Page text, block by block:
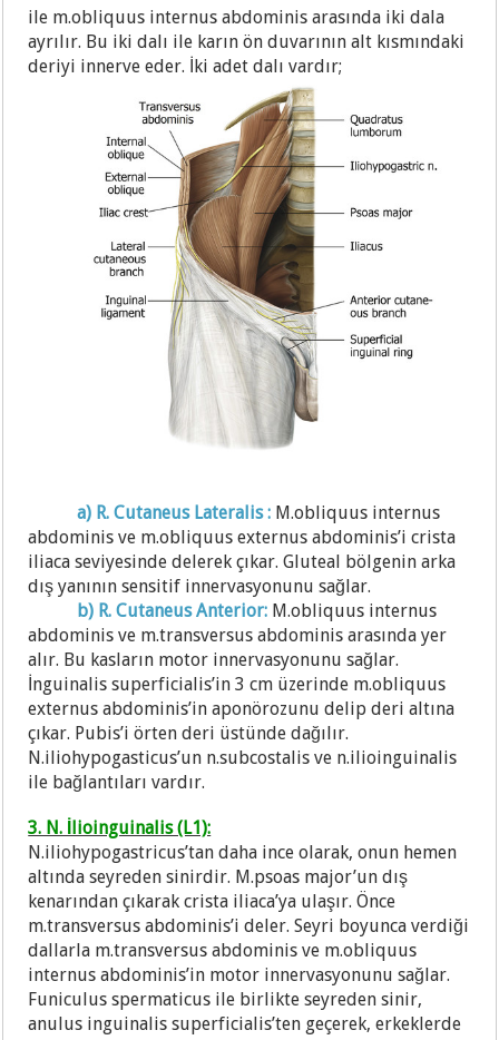
ile m.obliquus internus abdominis arasında iki dala
ayrılır. Bu iki dalı ile karın ön duvarının alt kısmındaki
deriyi innerve eder. İki adet dalı vardır;
a) R. Cutaneus Lateralis : M.obliquus internus
abdominis ve m.obliquus externus abdominis’i crista
iliaca seviyesinde delerek çıkar. Gluteal bölgenin arka
dış yanının sensitif innervasyonunu sağlar.
b) R. Cutaneus Anterior: M.obliquus internus
abdominis ve m.transversus abdominis arasında yer
alır. Bu kasların motor innervasyonunu sağlar.
İnguinalis superficialis’in 3 cm üzerinde m.obliquus
externus abdominis’in aponörozunu delip deri altına
çıkar. Pubis’i örten deri üstünde dağılır.
N.iliohypogasticus’un n.subcostalis ve n.ilioinguinalis
ile bağlantıları vardır.
3. N. İlioinguinalis (L1):
N.iliohypogastricus’tan daha ince olarak, onun hemen
altında seyreden sinirdir. M.psoas major’un dış
kenarından çıkarak crista iliaca’ya ulaşır. Önce
m.transversus abdominis’i deler. Seyri boyunca verdiği
dallarla m.transversus abdominis ve m.obliquus
internus abdominis’in motor innervasyonunu sağlar.
Funiculus spermaticus ile birlikte seyreden sinir,
anulus inguinalis superficialis’ten geçerek, erkeklerde